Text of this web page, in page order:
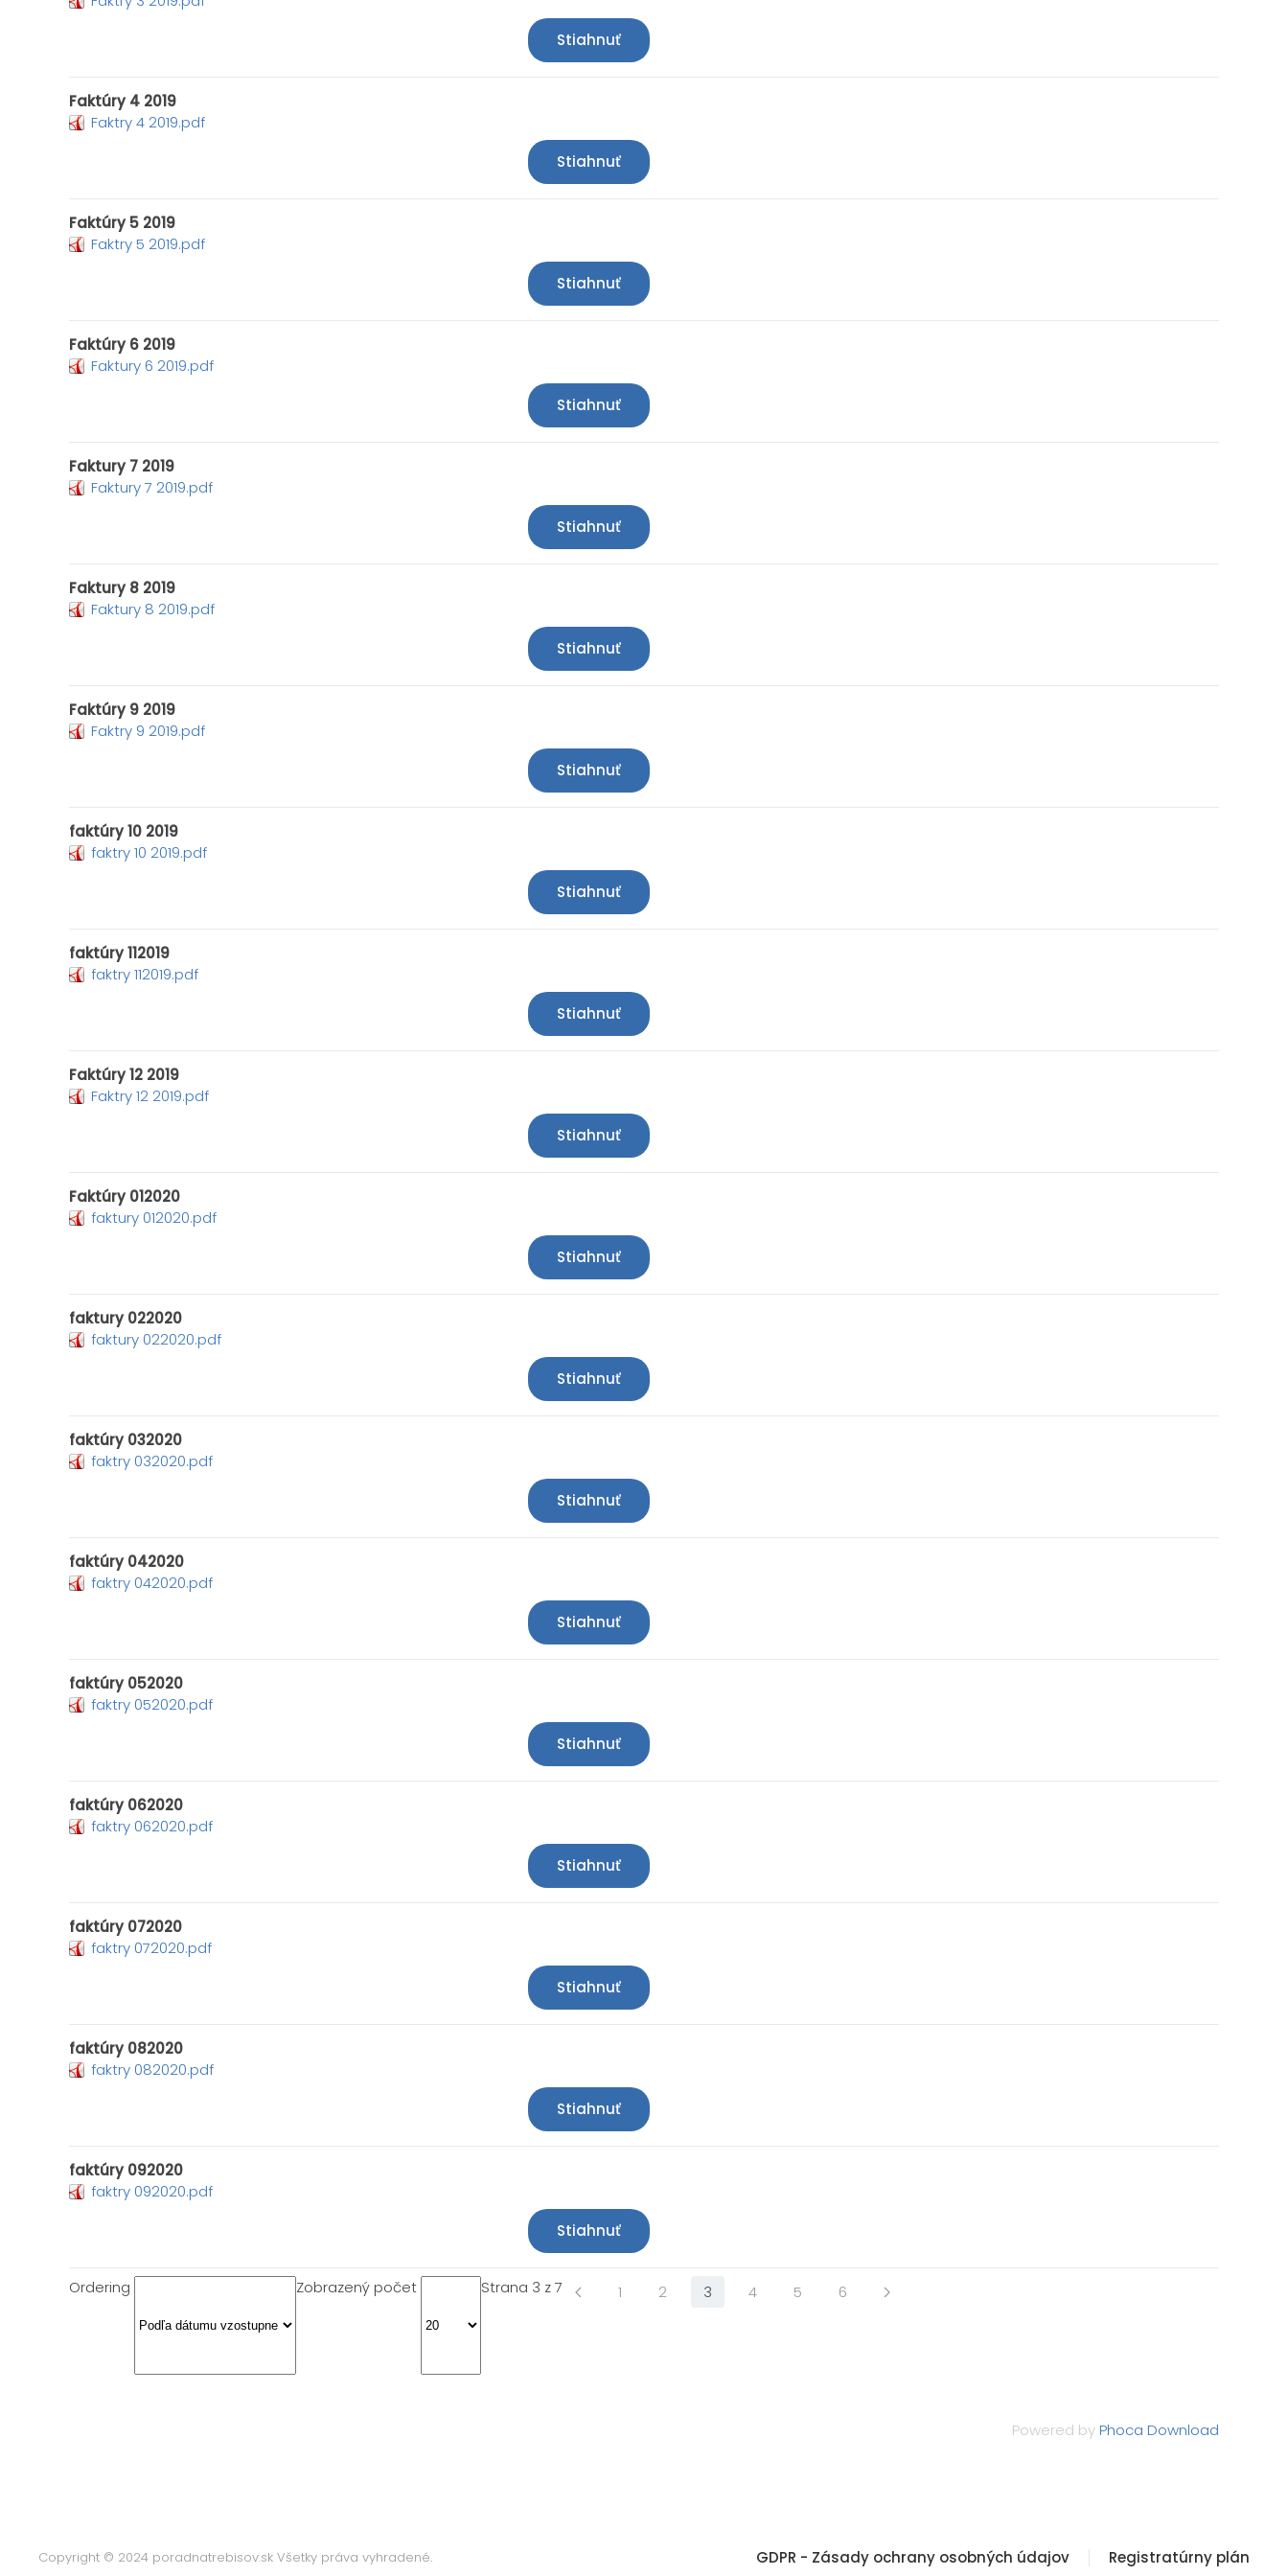
Stiahnuť
Faktúry 4 2019
Faktry 4 2019.pdf
Stiahnuť
Faktúry 5 2019
Faktry 5 2019.pdf
Stiahnuť
Faktúry 6 2019
Faktury 6 2019.pdf
Stiahnuť
Faktury 7 2019
Faktury 7 2019.pdf
Stiahnuť
Faktury 8 2019
Faktury 8 2019.pdf
Stiahnuť
Faktúry 9 2019
Faktry 9 2019.pdf
Stiahnuť
faktúry 10 2019
faktry 10 2019.pdf
Stiahnuť
faktúry 112019
faktry 112019.pdf
Stiahnuť
Faktúry 12 2019
Faktry 12 2019.pdf
Stiahnuť
Faktúry 012020
faktury 012020.pdf
Stiahnuť
faktury 022020
faktury 022020.pdf
Stiahnuť
faktúry 032020
faktry 032020.pdf
Stiahnuť
faktúry 042020
faktry 042020.pdf
Stiahnuť
faktúry 052020
faktry 052020.pdf
Stiahnuť
faktúry 062020
faktry 062020.pdf
Stiahnuť
faktúry 072020
faktry 072020.pdf
Stiahnuť
faktúry 082020
faktry 082020.pdf
Stiahnuť
faktúry 092020
faktry 092020.pdf
Stiahnuť
Ordering Zobrazený počet Strana 3 z 7 1 2 3 4 5 6
Powered byPhoca Download
Copyright © 2024 poradnatrebisov.sk Všetky práva vyhradené. GDPR - Zásady ochrany osobných údajov Registratúrny plán